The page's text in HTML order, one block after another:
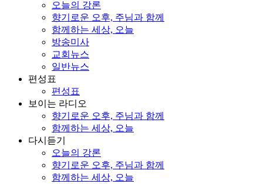
오늘의 강론
향기로운 오후, 주님과 함께
함께하는 세상, 오늘
방송미사
교회뉴스
일반뉴스
편성표
편성표
보이는 라디오
향기로운 오후, 주님과 함께
함께하는 세상, 오늘
다시듣기
오늘의 강론
향기로운 오후, 주님과 함께
함께하는 세상, 오늘